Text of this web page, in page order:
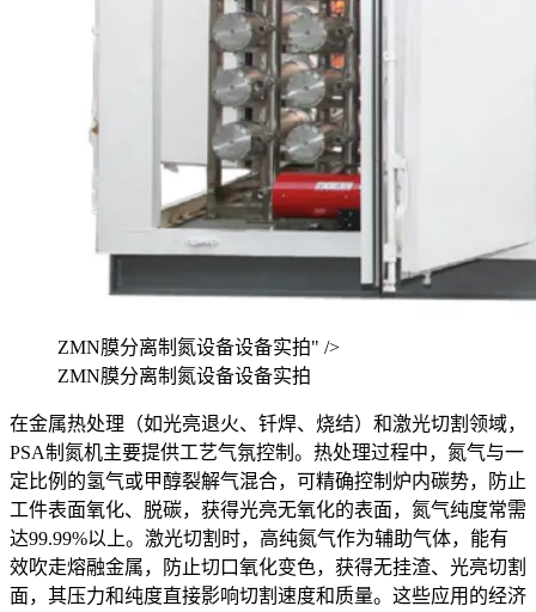
ZMN膜分离制氮设备设备实拍" />
ZMN膜分离制氮设备设备实拍
在金属热处理（如光亮退火、钎焊、烧结）和激光切割领域，
PSA制氮机主要提供工艺气氛控制。热处理过程中，氮气与一
定比例的氢气或甲醇裂解气混合，可精确控制炉内碳势，防止
工件表面氧化、脱碳，获得光亮无氧化的表面，氮气纯度常需
达99.99%以上。激光切割时，高纯氮气作为辅助气体，能有
效吹走熔融金属，防止切口氧化变色，获得无挂渣、光亮切割
面，其压力和纯度直接影响切割速度和质量。这些应用的经济